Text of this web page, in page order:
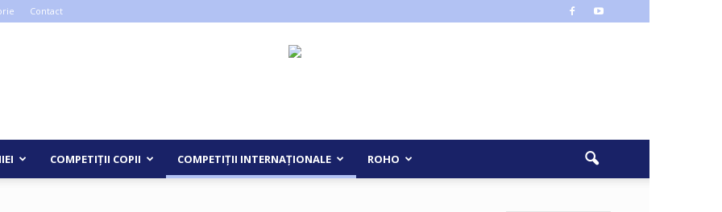
Contact
COMPETIȚII COPII COMPETIȚII INTERNAȚIONALE ROHO